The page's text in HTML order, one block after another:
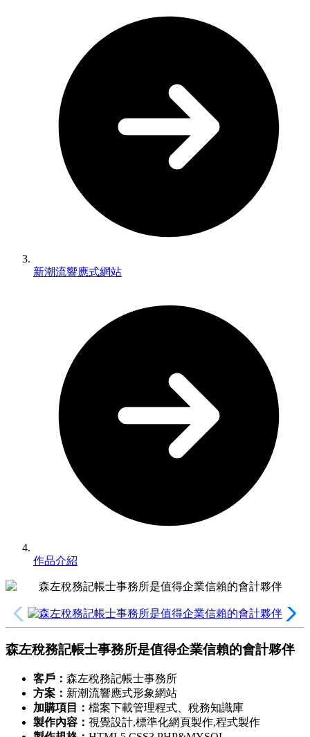
新潮流響應式網站
作品介紹
森左稅務記帳士事務所是值得企業信賴的會計夥伴
客戶： 森左稅務記帳士事務所
方案 ： 新潮流響應式形象網站
加購項目
： 檔案下載管理程式、稅務知識庫
製作內容： 視覺設計,標準化網頁製作,程式製作